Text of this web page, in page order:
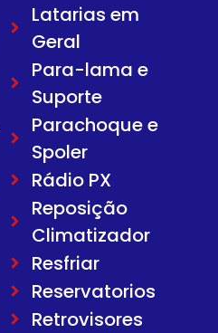
Latarias em
Geral
Para-lama e
Suporte
Parachoque e
Spoler
Rádio PX
Reposição
Climatizador
Resfriar
Reservatorios
Retrovisores